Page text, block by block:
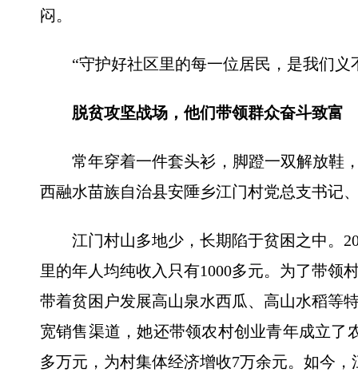
闷。
“守护好社区里的每一位居民，是我们义
脱贫攻坚战场，他们带领群众奋斗致富
常年穿着一件套头衫，脚蹬一双解放鞋，
西融水苗族自治县安陲乡江门村党总支书记
江门村山多地少，长期陷于贫困之中。
里的年人均纯收入只有1000多元。为了带领
带着贫困户发展高山泉水西瓜、高山水稻等
宽销售渠道，她还带领农村创业青年成立了
多万元，为村集体经济增收7万余元。如今，